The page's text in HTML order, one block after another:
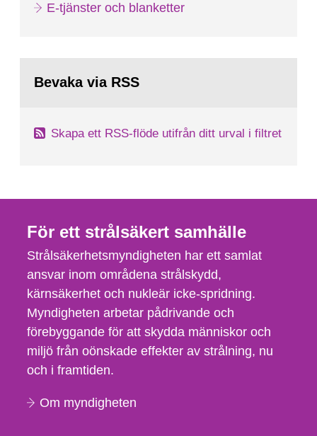
E-tjänster och blanketter
Bevaka via RSS
Skapa ett RSS-flöde utifrån ditt urval i filtret
För ett strålsäkert samhälle
Strålsäkerhetsmyndigheten har ett samlat
ansvar inom områdena strålskydd,
kärnsäkerhet och nukleär icke-spridning.
Myndigheten arbetar pådrivande och
förebyggande för att skydda människor och
miljö från oönskade effekter av strålning, nu
och i framtiden.
Om myndigheten